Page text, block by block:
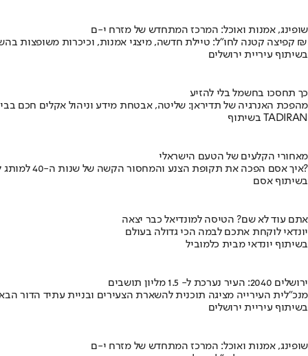
שופינג, אמנות ואוכל: המרכז המתחדש של מזרח י-ם
קפיצה קטנה לחו"ל: טיילת חדשה, מיצגי אמנות, וכיכרות משופצות בהשקעה של 100 מיליון ₪
בשיתוף עיריית ירושלים
כך תחסכו בחשמל בלי להזיע
מהפכת האנרגיה של תדיראן: שליטה, אבטחת מידע וניהול אקלים חכם
בשיתוף TADIRAN
מאחורי הקלעים של הטעם הישראלי
איך אסם הפכה את תקופת הצנע והמחסור הקשה של שנות ה-40 למותג לאומי?
בשיתוף אסם
אתם עוד לא שם? הטיסה למונדיאל כבר יצאה
יונדאי לוקחת אתכם לבמה הכי גדולה בעולם
בשיתוף יונדאי מבית כלמוביל
ירושלים 2040: העיר נערכת ל- 1.5 מליון תושבים
מנכ"לית העירייה מציגה תוכנית להשארת הצעירים ובניית עתיד הדור
בשיתוף עיריית ירושלים
שופינג, אמנות ואוכל: המרכז המתחדש של מזרח י-ם